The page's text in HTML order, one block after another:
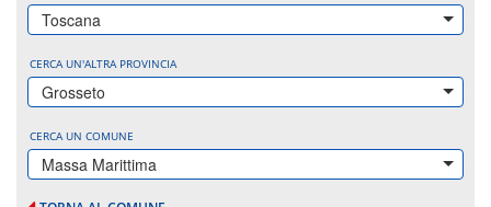
Toscana
CERCA UN'ALTRA PROVINCIA
Grosseto
CERCA UN COMUNE
Massa Marittima